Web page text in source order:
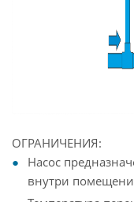
ОГРАНИЧЕНИЯ:
Насос
внутри